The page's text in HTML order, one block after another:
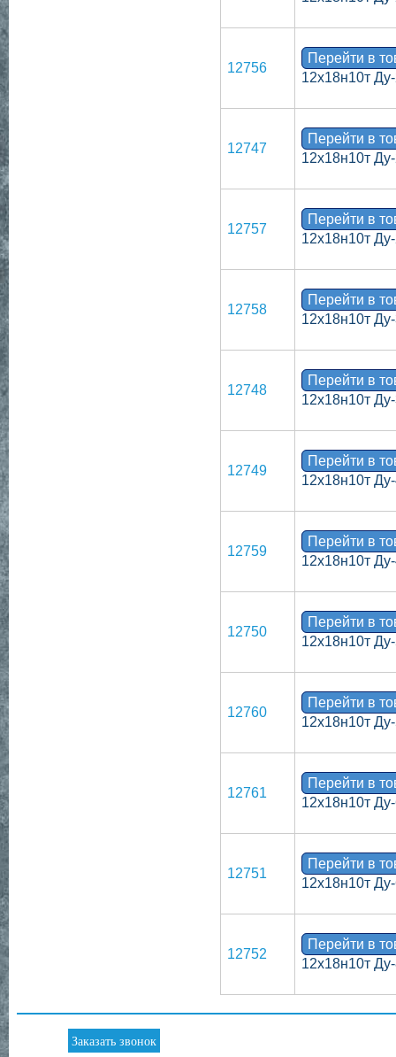
12756
Перейти в
12х18н10т
12747
Перейти в
12х18н10т
12757
Перейти в
12х18н10т
12758
Перейти в
12х18н10т
12748
Перейти в
12х18н10т
12749
Перейти в
12х18н10т
12759
Перейти в
12х18н10т
12750
Перейти в
12х18н10т
12760
Перейти в
12х18н10т
12761
Перейти в
12х18н10т
12751
Перейти в
12х18н10т
12752
Перейти в
12х18н10т
Заказать звонок